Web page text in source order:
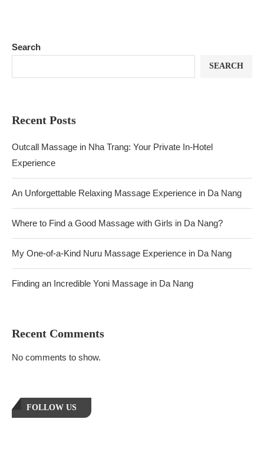
Search
SEARCH
Recent Posts
Outcall Massage in Nha Trang: Your Private In-Hotel
Experience
An Unforgettable Relaxing Massage Experience in Da Nang
Where to Find a Good Massage with Girls in Da Nang?
My One-of-a-Kind Nuru Massage Experience in Da Nang
Finding an Incredible Yoni Massage in Da Nang
Recent Comments
No comments to show.
FOLLOW US